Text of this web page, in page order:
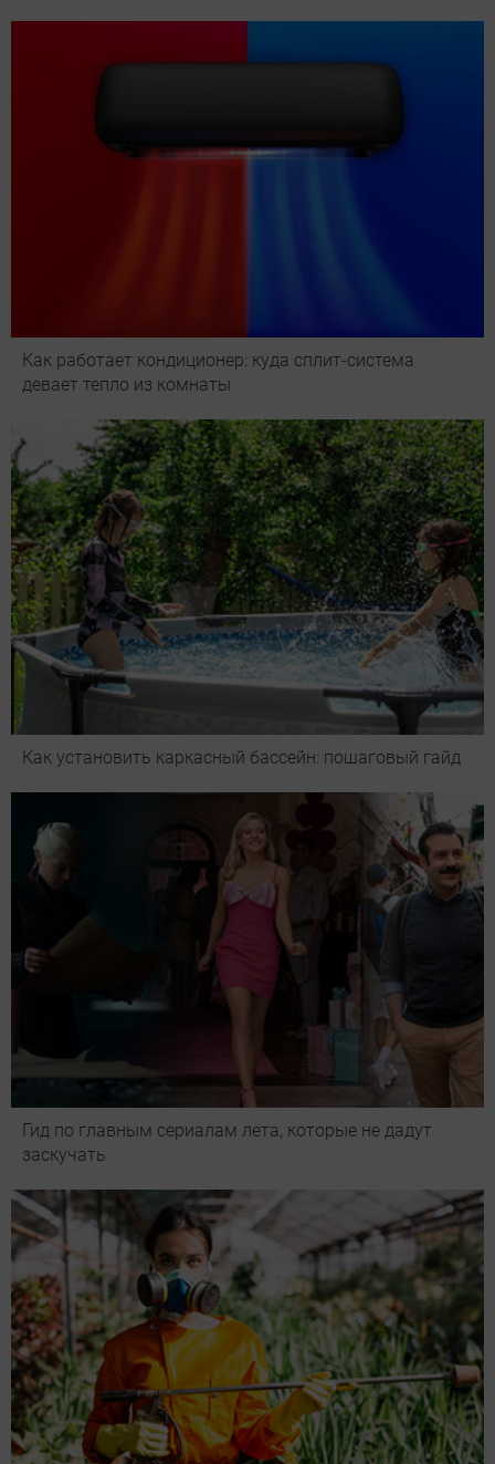
Как работает кондиционер: куда сплит-система
девает тепло из комнаты
Как установить каркасный бассейн: пошаговый гайд
Гид по главным сериалам лета, которые не дадут
заскучать